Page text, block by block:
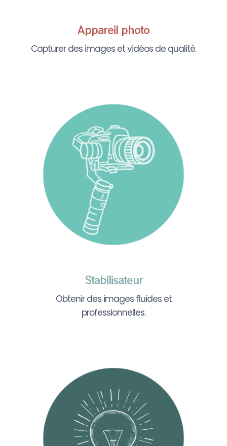
Appareil photo
Capturer des images et vidéos de qualité.
Stabilisateur
Obtenir des images fluides et
professionnelles.